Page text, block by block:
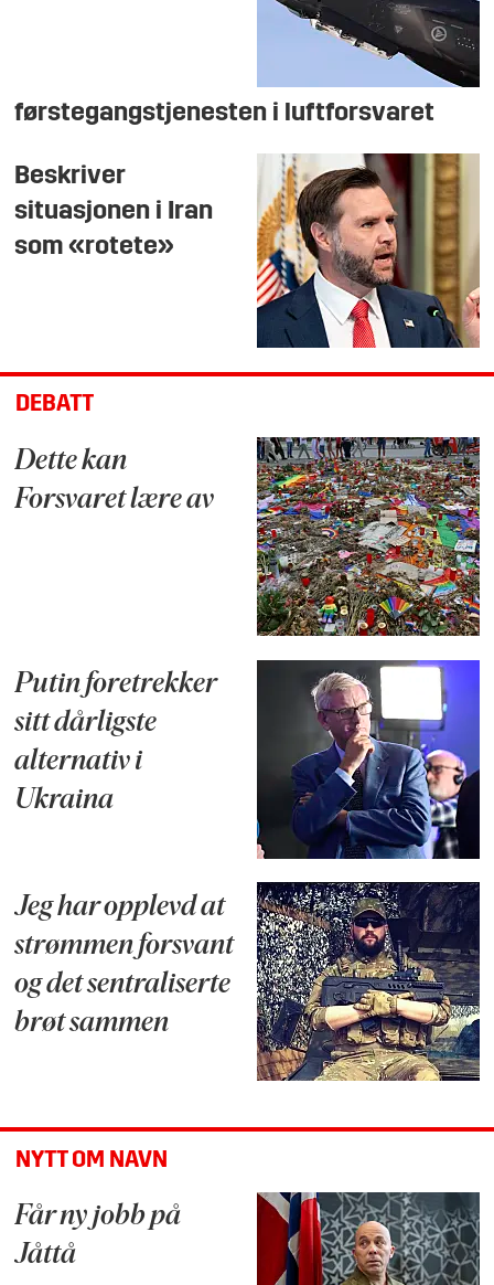
førstegangstjenesten i luftforsvaret
Beskriver
situasjonen i Iran
som «rotete»
DEBATT
Dette kan
Forsvaret lære av
Putin foretrekker
sitt dårligste
alternativ i
Ukraina
Jeg har opplevd at
strømmen forsvant
og det sentraliserte
brøt sammen
NYTT OM NAVN
Får ny jobb på
Jåttå